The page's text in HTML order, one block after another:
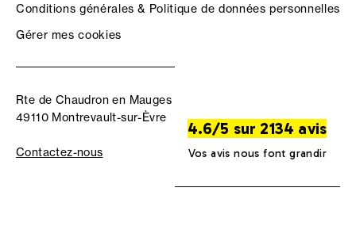
Conditions générales & Politique de données personnelles
Gérer mes cookies
Rte de Chaudron en Mauges
49110 Montrevault-sur-Èvre
Contactez-nous
4.6/5 sur 2134 avis
Vos avis nous font grandir